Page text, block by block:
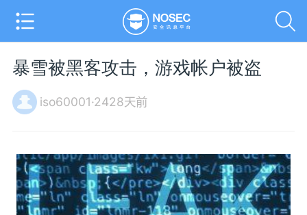
暴雪被黑客攻击，游戏帐户被盗
iso60001·2428天前